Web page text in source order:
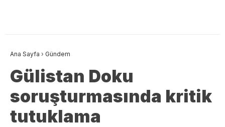
Ana Sayfa › Gündem
Gülistan Doku
soruşturmasında kritik
tutuklama